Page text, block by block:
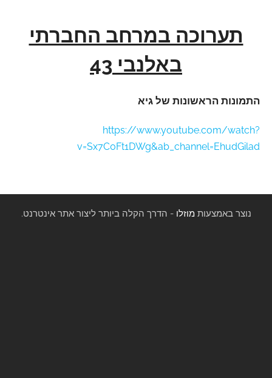
תערוכה במרחב החברתי
באלנבי 43
התמונות הראשונות של גיא
https://www.youtube.com/watch?
v=Sx7C0Ft1DWg&ab_channel=EhudGilad
נוצר באמצעות מוזלו - הדרך הקלה ביותר ליצור אתר אינטרנט.